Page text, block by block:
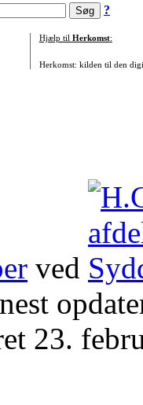
?
Hjælp til Herkomst:
Herkomst: kilden til den
ved
23.